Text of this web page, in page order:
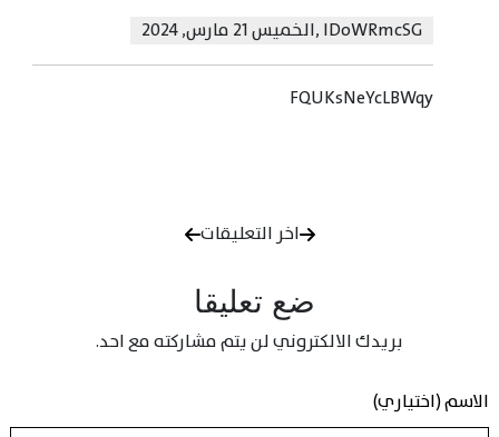
lDoWRmcSG
, الخميس 21 مارس, 2024
FQUKsNeYcLBWqy
اخر التعليقات
ضع تعليقا
بريدك الالكتروني لن يتم مشاركته مع احد.
الاسم (اختياري)